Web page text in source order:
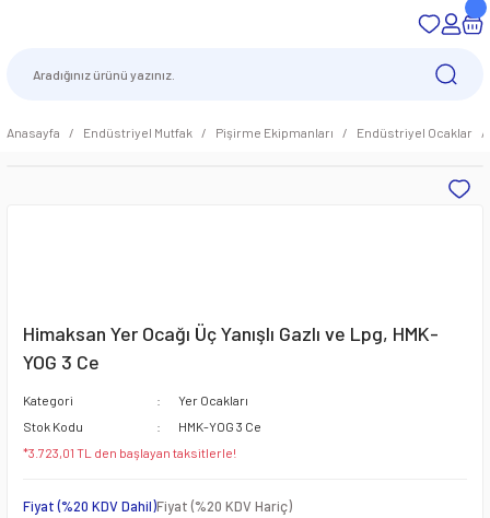
Anasayfa Endüstriyel Mutfak Pişirme Ekipmanları Endüstriyel Ocaklar
Himaksan Yer Ocağı Üç Yanışlı Gazlı ve Lpg, HMK-
YOG 3 Ce
Kategori
Yer Ocakları
Stok Kodu
HMK-YOG 3 Ce
*3.723,01 TL den başlayan taksitlerle!
Fiyat (%20 KDV Dahil)Fiyat (%20 KDV Hariç)